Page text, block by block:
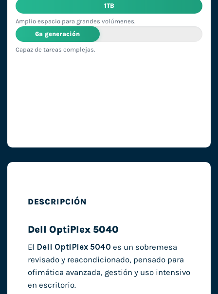
1TB
Amplio espacio para grandes volúmenes.
6ª generación
Capaz de tareas complejas.
DESCRIPCIÓN
Dell OptiPlex 5040
El Dell OptiPlex 5040 es un sobremesa
revisado y reacondicionado, pensado para
ofimática avanzada, gestión y uso intensivo
en escritorio.